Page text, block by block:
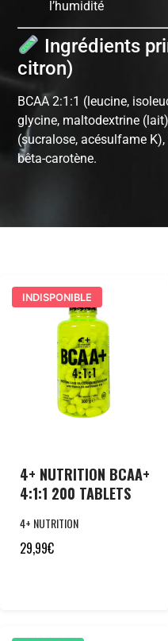
l’humidité
Ingrédients
citron)
BCAA 2:1:1 (leucine,
glycine, maltodextrine
(sucralose, acésulfame
bêta-carotène.
INDISPONIBLE
4+ NUTRITION BCAA+
4:1:1 200 TABLETS
4+ NUTRITION
29,99€